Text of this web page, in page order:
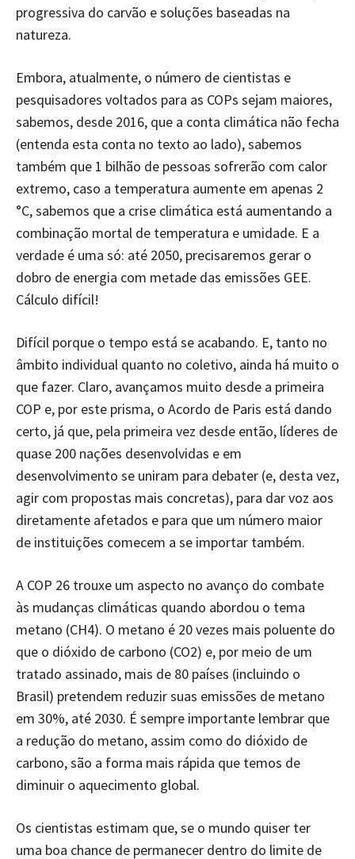
progressiva do carvão e soluções baseadas na
natureza.
Embora, atualmente, o número de cientistas e
pesquisadores voltados para as COPs sejam maiores,
sabemos, desde 2016, que a conta climática não fecha
(entenda esta conta no texto ao lado), sabemos
também que 1 bilhão de pessoas sofrerão com calor
extremo, caso a temperatura aumente em apenas 2
°C, sabemos que a crise climática está aumentando a
combinação mortal de temperatura e umidade. E a
verdade é uma só: até 2050, precisaremos gerar o
dobro de energia com metade das emissões GEE.
Cálculo difícil!
Difícil porque o tempo está se acabando. E, tanto no
âmbito individual quanto no coletivo, ainda há muito o
que fazer. Claro, avançamos muito desde a primeira
COP e, por este prisma, o Acordo de Paris está dando
certo, já que, pela primeira vez desde então, líderes de
quase 200 nações desenvolvidas e em
desenvolvimento se uniram para debater (e, desta vez,
agir com propostas mais concretas), para dar voz aos
diretamente afetados e para que um número maior
de instituições comecem a se importar também.
A COP 26 trouxe um aspecto no avanço do combate
às mudanças climáticas quando abordou o tema
metano (CH4). O metano é 20 vezes mais poluente do
que o dióxido de carbono (CO2) e, por meio de um
tratado assinado, mais de 80 países (incluindo o
Brasil) pretendem reduzir suas emissões de metano
em 30%, até 2030. É sempre importante lembrar que
a redução do metano, assim como do dióxido de
carbono, são a forma mais rápida que temos de
diminuir o aquecimento global.
Os cientistas estimam que, se o mundo quiser ter
uma boa chance de permanecer dentro do limite de